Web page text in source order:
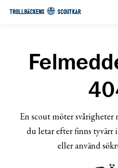
TROLLBÄCKENS SCOUTKÅR
En scout möter
du letar efter finns tyvärr
eller använd